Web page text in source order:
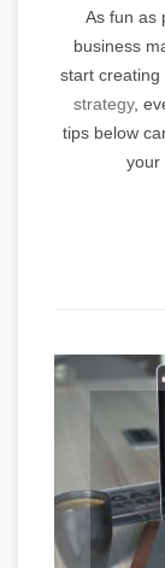
As fun as
business
start creating
strategy,
tips below
your